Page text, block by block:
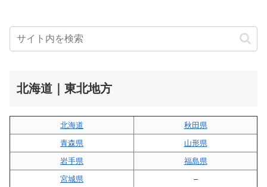
北海道｜東北地方
北海道
秋田県
青森県
山形県
岩手県
福島県
宮城県
–